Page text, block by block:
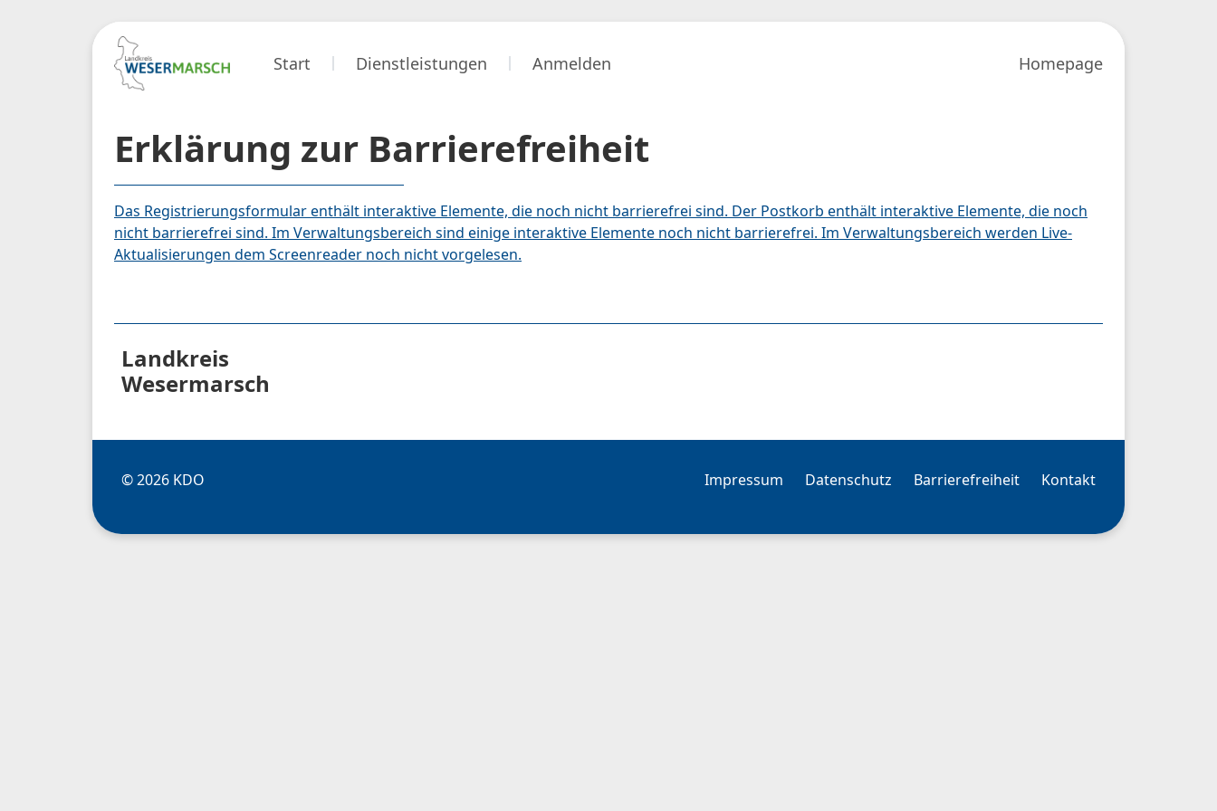
Start Dienstleistungen Anmelden Homepage
Erklärung zur Barrierefreiheit
Das Registrierungsformular enthält interaktive Elemente, die noch nicht barrierefrei sind. Der Postkorb enthält interaktive Elemente, die noch
nicht barrierefrei sind. Im Verwaltungsbereich sind einige interaktive Elemente noch nicht barrierefrei. Im Verwaltungsbereich werden Live-
Aktualisierungen dem Screenreader noch nicht vorgelesen.
Landkreis
Wesermarsch
© 2026 KDO Impressum Datenschutz Barrierefreiheit Kontakt